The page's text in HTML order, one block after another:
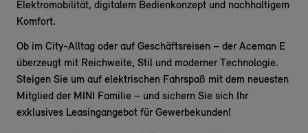
Elektromobilität, digitalem Bedienkonzept und nachhaltigem
Komfort.
Ob im City-Alltag oder auf Geschäftsreisen – der Aceman E
überzeugt mit Reichweite, Stil und moderner Technologie.
Steigen Sie um auf elektrischen Fahrspaß mit dem neuesten
Mitglied der MINI Familie – und sichern Sie sich Ihr
exklusives Leasingangebot für Gewerbekunden!